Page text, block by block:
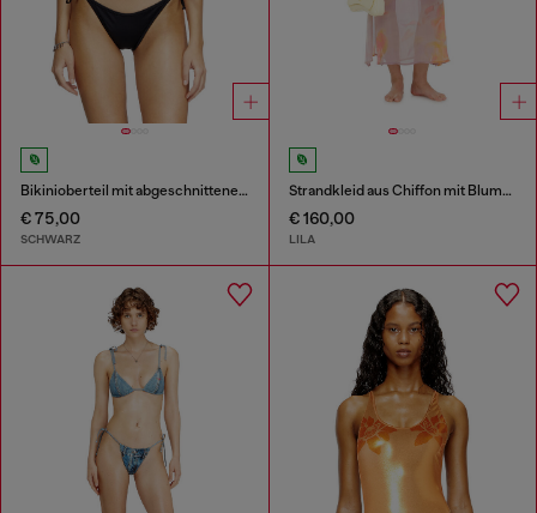
Bikinioberteil mit abgeschnittenem Diesel-Logo
€ 75,00
SCHWARZ
Strandkleid aus Chiffon mit Blumenmuster
€ 160,00
LILA